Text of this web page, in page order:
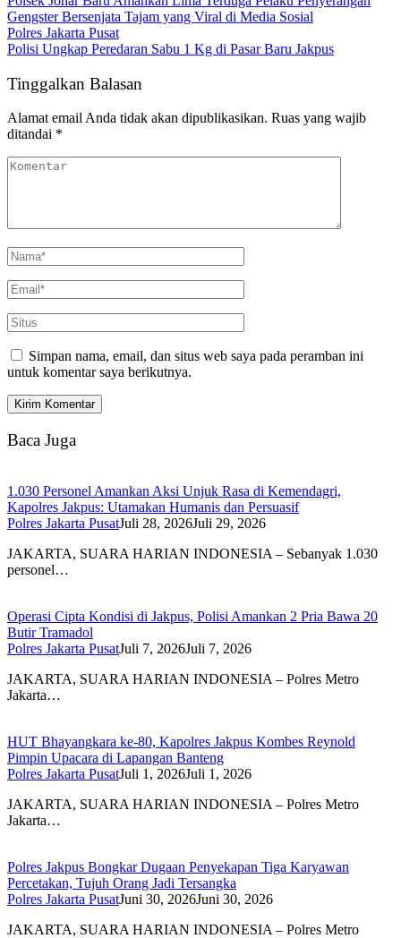
Gengster Bersenjata Tajam yang Viral di Media Sosial
Polres Jakarta Pusat
Polisi Ungkap Peredaran Sabu 1 Kg di Pasar Baru Jakpus
Tinggalkan Balasan
Alamat email Anda tidak akan dipublikasikan. Ruas yang wajib
ditandai *
Simpan nama, email, dan situs web saya pada peramban ini
untuk komentar saya berikutnya.
Baca Juga
1.030 Personel Amankan Aksi Unjuk Rasa di Kemendagri,
Kapolres Jakpus: Utamakan Humanis dan Persuasif
Polres Jakarta PusatJuli 28, 2026Juli 29, 2026
JAKARTA, SUARA HARIAN INDONESIA – Sebanyak 1.030
personel…
Operasi Cipta Kondisi di Jakpus, Polisi Amankan 2 Pria Bawa 20
Butir Tramadol
Polres Jakarta PusatJuli 7, 2026Juli 7, 2026
JAKARTA, SUARA HARIAN INDONESIA – Polres Metro
Jakarta…
HUT Bhayangkara ke-80, Kapolres Jakpus Kombes Reynold
Pimpin Upacara di Lapangan Banteng
Polres Jakarta PusatJuli 1, 2026Juli 1, 2026
JAKARTA, SUARA HARIAN INDONESIA – Polres Metro
Jakarta…
Polres Jakpus Bongkar Dugaan Penyekapan Tiga Karyawan
Percetakan, Tujuh Orang Jadi Tersangka
Polres Jakarta PusatJuni 30, 2026Juni 30, 2026
JAKARTA, SUARA HARIAN INDONESIA – Polres Metro